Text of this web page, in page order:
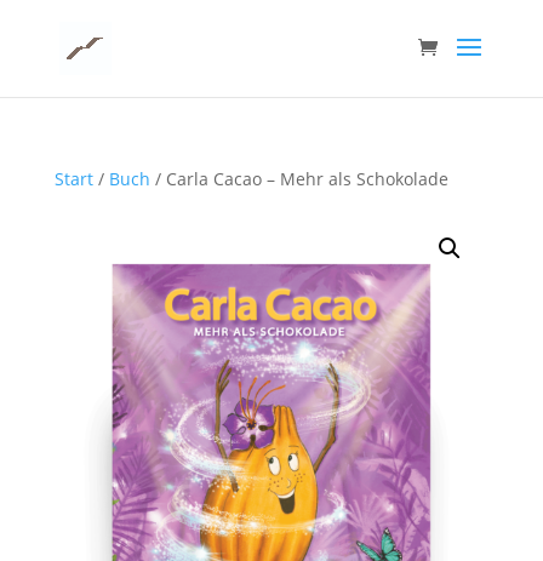
Start/ Buch / Carla Cacao – Mehr als Schokolade